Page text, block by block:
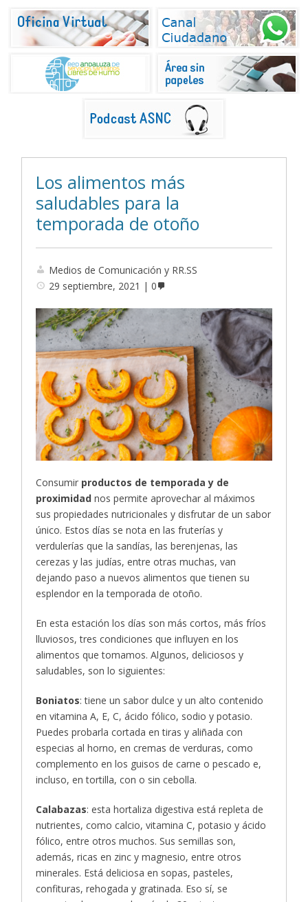
Los alimentos más
saludables para la
temporada de otoño
Medios de Comunicación y RR.SS
29 septiembre, 2021
0
Consumir productos de temporada y de
proximidad nos permite aprovechar al máximos
sus propiedades nutricionales y disfrutar de un sabor
único. Estos días se nota en las fruterías y
verdulerías que la sandías, las berenjenas, las
cerezas y las judías, entre otras muchas, van
dejando paso a nuevos alimentos que tienen su
esplendor en la temporada de otoño.
En esta estación los días son más cortos, más fríos
lluviosos, tres condiciones que influyen en los
alimentos que tomamos. Algunos, deliciosos y
saludables, son lo siguientes:
Boniatos: tiene un sabor dulce y un alto contenido
en vitamina A, E, C, ácido fólico, sodio y potasio.
Puedes probarla cortada en tiras y aliñada con
especias al horno, en cremas de verduras, como
complemento en los guisos de carne o pescado e,
incluso, en tortilla, con o sin cebolla.
Calabazas: esta hortaliza digestiva está repleta de
nutrientes, como calcio, vitamina C, potasio y ácido
fólico, entre otros muchos. Sus semillas son,
además, ricas en zinc y magnesio, entre otros
minerales. Está deliciosa en sopas, pasteles,
confituras, rehogada y gratinada. Eso sí, se